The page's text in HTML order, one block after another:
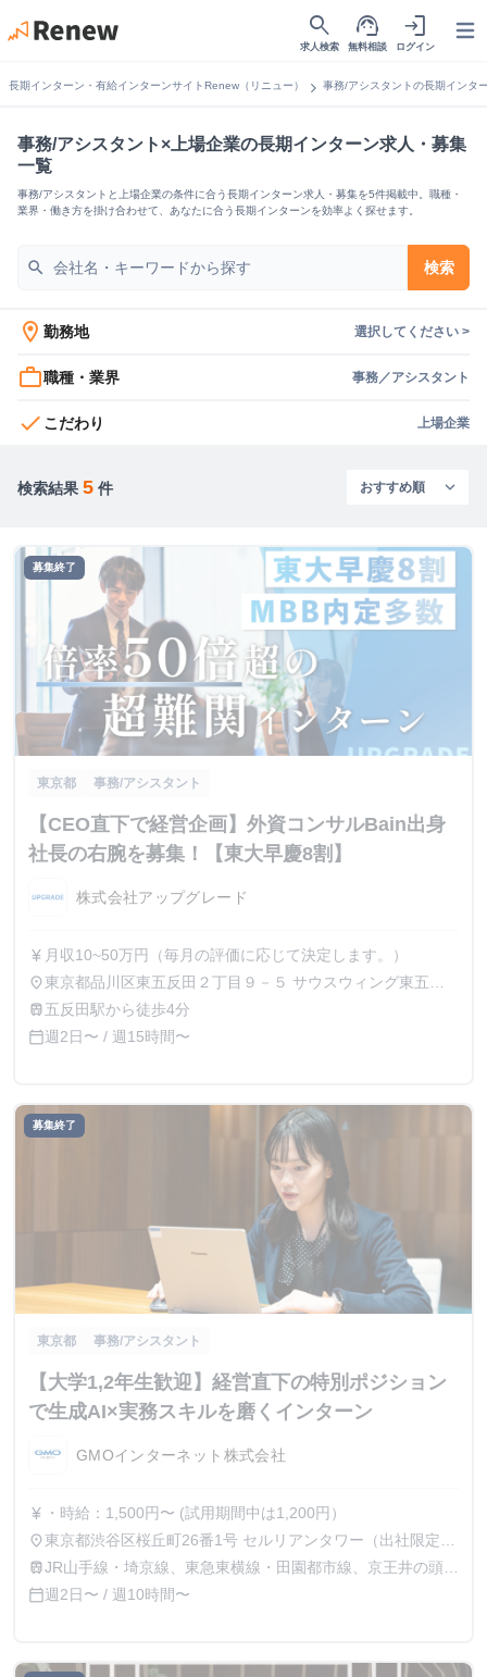
search
求人検索
support_agent
無料相談
login
ログイン
長期インターン・有給インターンサイトRenew（リニュー） chevron_right 事務/アシスタントの長期インタ
事務/アシスタント×上場企業の長期インターン求人・募集
一覧
事務/アシスタントと上場企業の条件に合う長期インターン求人・募集を5件掲載中。職種・
業界・働き方を掛け合わせて、あなたに合う長期インターンを効率よく探せます。
search 検索
location_on 勤務地 選択してください >
work_outline職種・業界 事務／アシスタント
check こだわり 上場企業
検索結果 5 件
募集終了
東京都 事務/アシスタント
【CEO直下で経営企画】外資コンサルBain出身
社長の右腕を募集！【東大早慶8割】
株式会社アップグレード
currency_yen 月収10~50万円（毎月の評価に応じて決定します。）
place東京都品川区東五反田２丁目９－５ サウスウィング東五反
田５階
train 五反田駅から徒歩4分
calendar_today週2日〜 / 週15時間〜
募集終了
東京都 事務/アシスタント
【大学1,2年生歓迎】経営直下の特別ポジション
で生成AI×実務スキルを磨くインターン
GMOインターネット株式会社
currency_yen ・時給：1,500円〜 (試用期間中は1,200円）
place東京都渋谷区桜丘町26番1号 セルリアンタワー（出社限定・
リモート不可）
trainJR山手線・埼京線、東急東横線・田園都市線、京王井の頭
線、地下鉄銀座線・半蔵門線の渋谷駅より徒歩5分
calendar_today週2日〜 / 週10時間〜